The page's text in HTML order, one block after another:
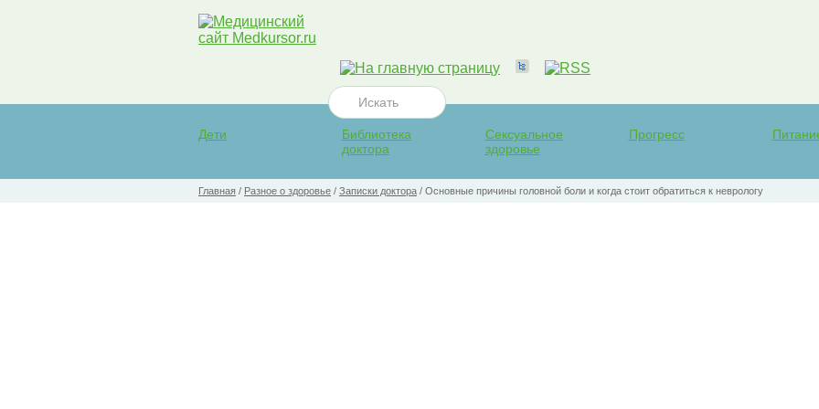
Дети
Библиотека
доктора
Сексуальное
здоровье
Прогресс
Главная / Разное о здоровье / Записки доктора / Основные причины головной боли и когда стоит обратиться к неврологу